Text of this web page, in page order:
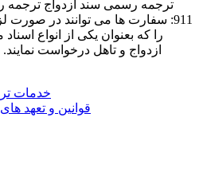
ترجمه رسمی سند ازدواج ترجمه
911: سفارت ها می توانند در
را که بعنوان یکی از انواع
ازدواج و تاهل درخواست
خدمات
قوانین و تعهد